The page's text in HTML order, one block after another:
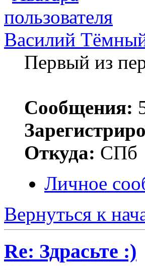
Василий
Первый из
Сообщения:
Откуда: СПб
Личное
Вернуться к
Re: Здрасьте :)